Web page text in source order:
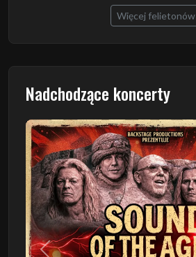
Więcej felietonów
Nadchodzące koncerty